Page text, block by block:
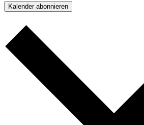
Kalender abonnieren